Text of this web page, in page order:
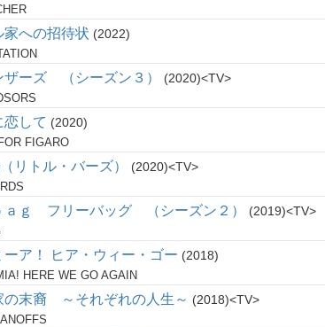
家への招待状 2022
ザーズ （シーズン３） 2020 TV
恋して 2020
FIGARO
リトル・バーズ） 2020 TV
ａｇ フリーバッグ （シーズン２） 2019 TV
ーア！ ヒア・ウィー・ゴー 2018
HERE WE GO AGAIN
の末裔 ～それぞれの人生～ 2018 TV